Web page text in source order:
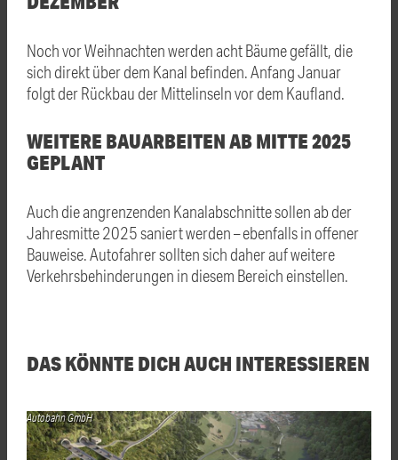
Noch vor Weihnachten werden acht Bäume gefällt, die
sich direkt über dem Kanal befinden. Anfang Januar
folgt der Rückbau der Mittelinseln vor dem Kaufland.
WEITERE BAUARBEITEN AB MITTE 2025
GEPLANT
Auch die angrenzenden Kanalabschnitte sollen ab der
Jahresmitte 2025 saniert werden – ebenfalls in offener
Bauweise. Autofahrer sollten sich daher auf weitere
Verkehrsbehinderungen in diesem Bereich einstellen.
DAS KÖNNTE DICH AUCH INTERESSIEREN
Autobahn GmbH